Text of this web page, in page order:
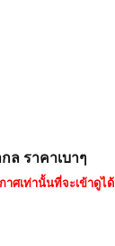
ล ราคาเบาๆ
าศเท่านั้นที่จะเข้าดูได้